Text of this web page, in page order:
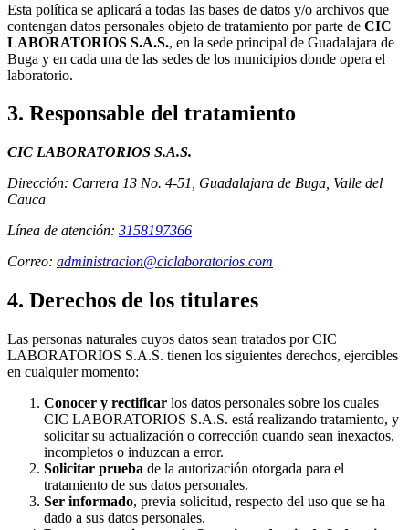
Empresas
Exámenes
Esta política se aplicará a todas las bases de datos y/o archivos que
contengan datos personales objeto de tratamiento por parte de CIC
LABORATORIOS S.A.S., en la sede principal de Guadalajara de
Buga y en cada una de las sedes de los municipios donde opera el
laboratorio.
3. Responsable del tratamiento
CIC LABORATORIOS S.A.S.
Dirección: Carrera 13 No. 4-51, Guadalajara de Buga, Valle del
Cauca
Línea de atención: 3158197366
Correo: administracion@ciclaboratorios.com
4. Derechos de los titulares
Las personas naturales cuyos datos sean tratados por CIC
LABORATORIOS S.A.S. tienen los siguientes derechos, ejercibles
en cualquier momento:
Conocer y rectificar los datos personales sobre los cuales
CIC LABORATORIOS S.A.S. está realizando tratamiento, y
solicitar su actualización o corrección cuando sean inexactos,
incompletos o induzcan a error.
Solicitar prueba de la autorización otorgada para el
tratamiento de sus datos personales.
Ser informado, previa solicitud, respecto del uso que se ha
dado a sus datos personales.